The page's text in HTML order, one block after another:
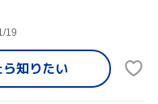
19
知りたい